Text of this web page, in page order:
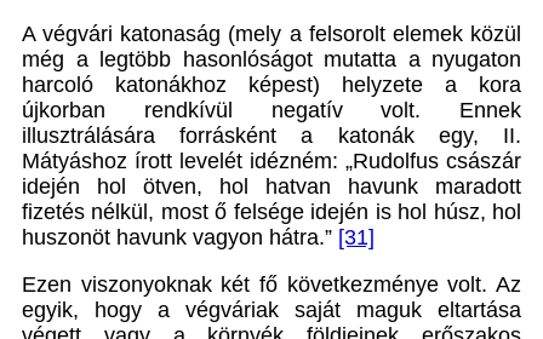
A végvári katonaság (mely a felsorolt elemek közül
még a legtöbb hasonlóságot mutatta a nyugaton
harcoló katonákhoz képest) helyzete a kora
újkorban rendkívül negatív volt. Ennek
illusztrálására forrásként a katonák egy, II.
Mátyáshoz írott levelét idézném: „Rudolfus császár
idején hol ötven, hol hatvan havunk maradott
fizetés nélkül, most ő felsége idején is hol húsz, hol
huszonöt havunk vagyon hátra.” [31]
Ezen viszonyoknak két fő következménye volt. Az
egyik, hogy a végváriak saját maguk eltartása